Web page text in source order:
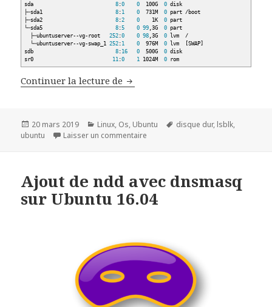
sda8 :0 0 100G0 disk
├─sda18 : 1 0 731M0 part /boot
├─sda28 :2 0 1K0 part
└─sda58 : 5 0 99 ,3G0 part
├─ubuntuserver--vg-root252 :0 0 98 ,3G0 lvm /
└─ubuntuserver--vg-swap_1252 : 1 0 976M0 lvm [SWAP
sdb8 : 16 0 500G0 disk
sr0 11 :0 1 1024M0 rom
Continuer la lecture de Monter Disque dur au
Publié
le
20 mars 2019 Catégories
Linux, Os, Ubuntu
Mots-
disque dur, lsblk,
ubuntu
Laisser un commentaire
Ajout de ndd avec dnsmasq
sur Ubuntu 16.04